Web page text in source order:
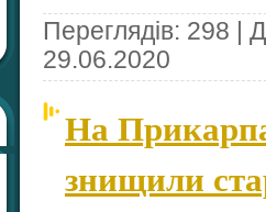
Переглядів: 298 |
29.06.2020
На
знищили